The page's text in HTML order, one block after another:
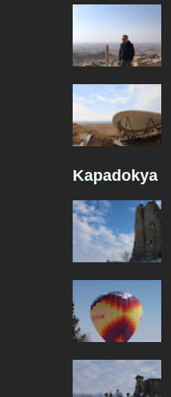
Kapadokya